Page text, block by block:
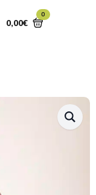
0,00€
0